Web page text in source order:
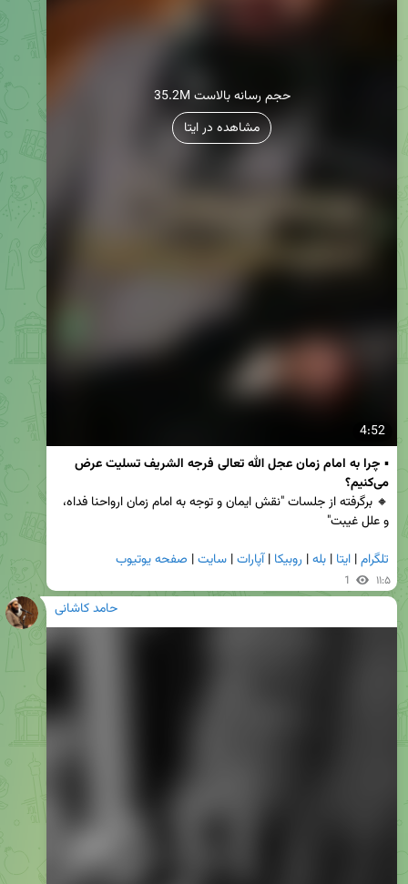
4:52
35.2M حجم رسانه بالاست
مشاهده در ایتا
▪️
می‌کنیم؟
و علل غیبت"
تلگرام | ایتا | بله | روبیکا | آپارات | سایت | صفحه یوتیوب
1 ۱۱:۵
حامد کاشانی